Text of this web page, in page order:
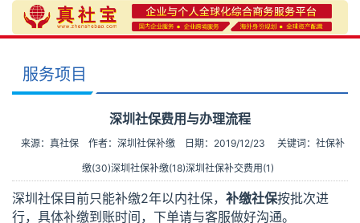
服务项目
深圳社保费用与办理流程
来源：真社保 作者：深圳社保补缴 日期：2019/12/23 关键词： 社保补
缴(30)深圳社保补缴(18)深圳社保补交费用(1)
深圳社保目前只能补缴2年以内社保， 补缴社保按批次进
行，具体补缴到账时间，下单请与客服做好沟通。